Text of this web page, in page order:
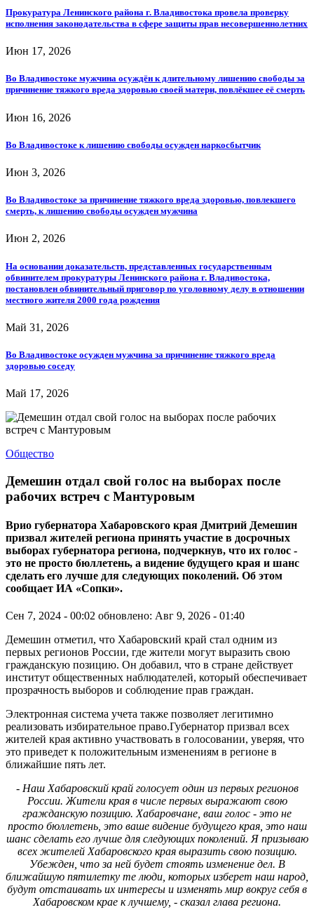
Прокуратура Ленинского района г. Владивостока провела проверку
исполнения законодательства в сфере защиты прав несовершеннолетних
Июн 17, 2026
Во Владивостоке мужчина осуждён к длительному лишению свободы за
причинение тяжкого вреда здоровью своей матери, повлёкшее её смерть
Июн 16, 2026
Во Владивостоке к лишению свободы осужден наркосбытчик
Июн 3, 2026
Во Владивостоке за причинение тяжкого вреда здоровью, повлекшего
смерть, к лишению свободы осужден мужчина
Июн 2, 2026
На основании доказательств, представленных государственным
обвинителем прокуратуры Ленинского района г. Владивостока,
постановлен обвинительный приговор по уголовному делу в отношении
местного жителя 2000 года рождения
Май 31, 2026
Во Владивостоке осужден мужчина за причинение тяжкого вреда
здоровью соседу
Май 17, 2026
Общество
Демешин отдал свой голос на выборах после
рабочих встреч с Мантуровым
Врио губернатора Хабаровского края Дмитрий Демешин
призвал жителей региона принять участие в досрочных
выборах губернатора региона, подчеркнув, что их голос -
это не просто бюллетень, а видение будущего края и шанс
сделать его лучше для следующих поколений. Об этом
сообщает ИА «Сопки».
Сен 7, 2024 - 00:02 обновлено: Авг 9, 2026 - 01:40
Демешин отметил, что Хабаровский край стал одним из
первых регионов России, где жители могут выразить свою
гражданскую позицию. Он добавил, что в стране действует
институт общественных наблюдателей, который обеспечивает
прозрачность выборов и соблюдение прав граждан.
Электронная система учета также позволяет легитимно
реализовать избирательное право.Губернатор призвал всех
жителей края активно участвовать в голосовании, уверяя, что
это приведет к положительным изменениям в регионе в
ближайшие пять лет.
- Наш Хабаровский край голосует один из первых регионов
России. Жители края в числе первых выражают свою
гражданскую позицию. Хабаровчане, ваш голос - это не
просто бюллетень, это ваше видение будущего края, это наш
шанс сделать его лучше для следующих поколений. Я призываю
всех жителей Хабаровского края выразить свою позицию.
Убежден, что за ней будет стоять изменение дел. В
ближайшую пятилетку те люди, которых изберет наш народ,
будут отстаивать их интересы и изменять мир вокруг себя в
Хабаровском крае к лучшему, - сказал глава региона.